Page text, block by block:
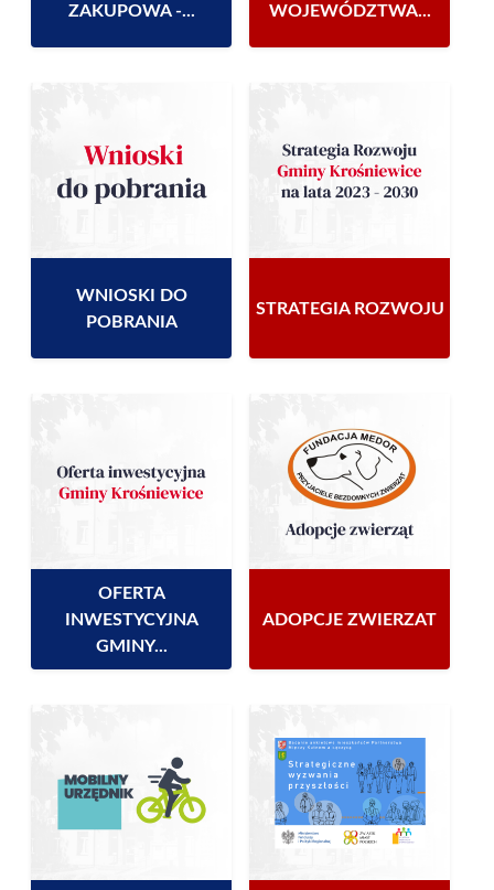
ZAKUPOWA -...
WOJEWÓDZTWA...
WNIOSKI DO
POBRANIA
STRATEGIA ROZWOJU
OFERTA
INWESTYCYJNA
GMINY...
ADOPCJE ZWIERZAT